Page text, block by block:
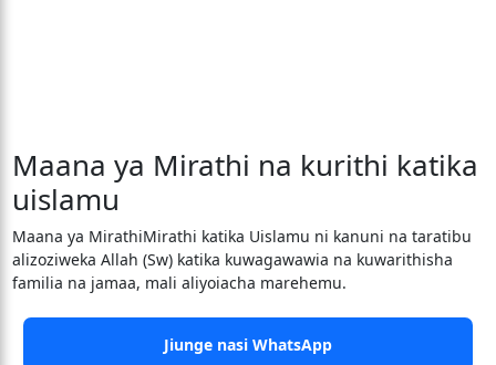
Maana ya Mirathi na kurithi katika
uislamu
Maana ya MirathiMirathi katika Uislamu ni kanuni na taratibu
alizoziweka Allah (Sw) katika kuwagawawia na kuwarithisha
familia na jamaa, mali aliyoiacha marehemu.
Jiunge nasi WhatsApp